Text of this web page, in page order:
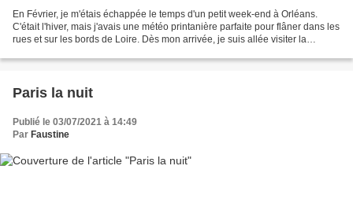
En Février, je m'étais échappée le temps d'un petit week-end à Orléans.
C'était l'hiver, mais j'avais une météo printanière parfaite pour flâner dans les
rues et sur les bords de Loire. Dès mon arrivée, je suis allée visiter la
Paris la nuit
Publié le 03/07/2021 à 14:49
Par Faustine